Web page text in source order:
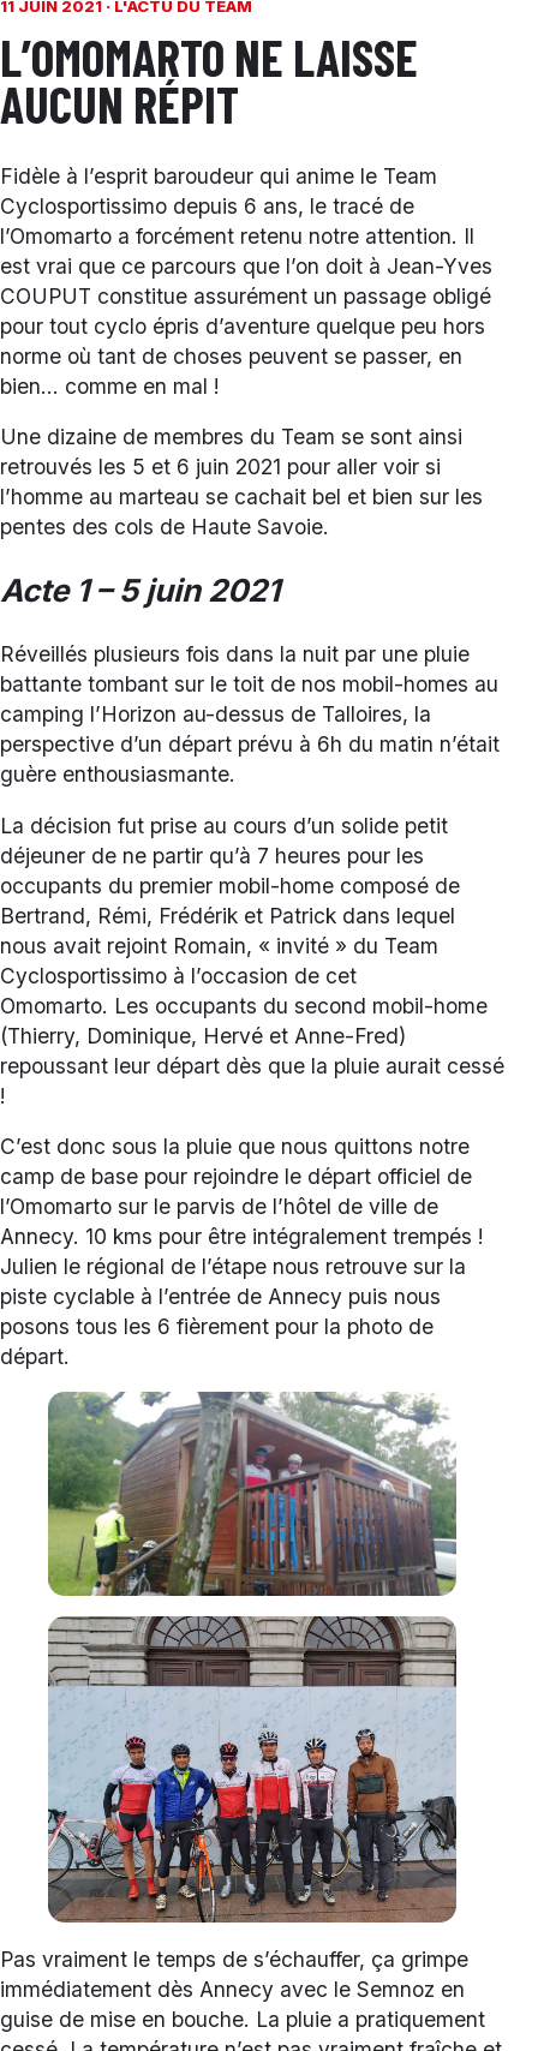
11 JUIN 2021 · L'ACTU DU TEAM
L’OMOMARTO NE LAISSE
AUCUN RÉPIT
Fidèle à l’esprit baroudeur qui anime le Team
Cyclosportissimo depuis 6 ans, le tracé de
l’Omomarto a forcément retenu notre attention. Il
est vrai que ce parcours que l’on doit à Jean-Yves
COUPUT constitue assurément un passage obligé
pour tout cyclo épris d’aventure quelque peu hors
norme où tant de choses peuvent se passer, en
bien… comme en mal !
Une dizaine de membres du Team se sont ainsi
retrouvés les 5 et 6 juin 2021 pour aller voir si
l’homme au marteau se cachait bel et bien sur les
pentes des cols de Haute Savoie.
Acte 1 – 5 juin 2021
Réveillés plusieurs fois dans la nuit par une pluie
battante tombant sur le toit de nos mobil-homes au
camping l’Horizon au-dessus de Talloires, la
perspective d’un départ prévu à 6h du matin n’était
guère enthousiasmante.
La décision fut prise au cours d’un solide petit
déjeuner de ne partir qu’à 7 heures pour les
occupants du premier mobil-home composé de
Bertrand, Rémi, Frédérik et Patrick dans lequel
nous avait rejoint Romain, « invité » du Team
Cyclosportissimo à l’occasion de cet
Omomarto. Les occupants du second mobil-home
(Thierry, Dominique, Hervé et Anne-Fred)
repoussant leur départ dès que la pluie aurait cessé
!
C’est donc sous la pluie que nous quittons notre
camp de base pour rejoindre le départ officiel de
l’Omomarto sur le parvis de l’hôtel de ville de
Annecy. 10 kms pour être intégralement trempés !
Julien le régional de l’étape nous retrouve sur la
piste cyclable à l’entrée de Annecy puis nous
posons tous les 6 fièrement pour la photo de
départ.
Pas vraiment le temps de s’échauffer, ça grimpe
immédiatement dès Annecy avec le Semnoz en
guise de mise en bouche. La pluie a pratiquement